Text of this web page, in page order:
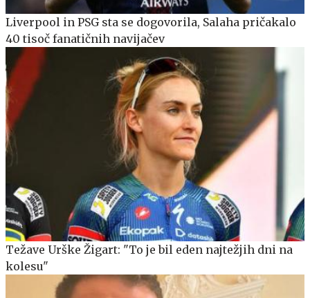
Liverpool in PSG sta se dogovorila, Salaha pričakalo
40 tisoč fanatičnih navijačev
Težave Urške Žigart: "To je bil eden najtežjih dni na
kolesu"